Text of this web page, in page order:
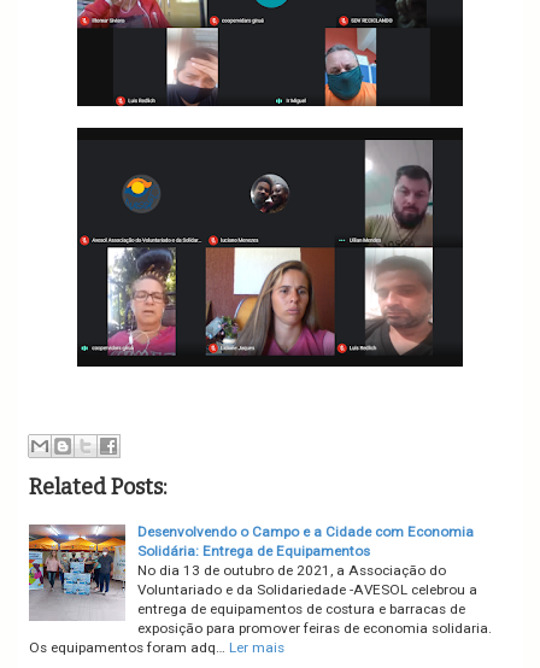
Related Posts:
Desenvolvendo o Campo e a Cidade com Economia
Solidária: Entrega de Equipamentos
No dia 13 de outubro de 2021, a Associação do
Voluntariado e da Solidariedade -AVESOL celebrou a
entrega de equipamentos de costura e barracas de
exposição para promover feiras de economia solidaria.
Os equipamentos foram adq… Ler mais